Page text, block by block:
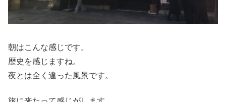
朝はこんな感じです。
歴史を感じますね。
夜とは全く違った風景です。